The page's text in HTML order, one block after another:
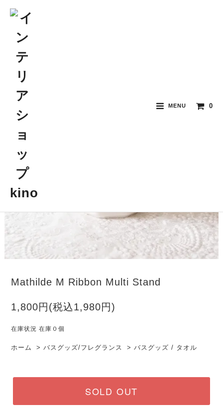
MENU 0
Mathilde M Ribbon Multi Stand
1,800円(税込1,980円)
在庫状況 在庫０個
ホーム >バスグッズ/フレグランス >バスグッズ / タオル
SOLD OUT